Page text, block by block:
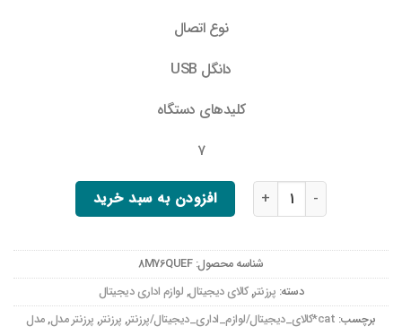
نوع اتصال
دانگل USB
کلیدهای‌ دستگاه
۷
پرزنتر باسئوس مدل ACFYB-0G عدد افزودن به سبد خرید
شناسه محصول:8M76QUEF
دسته: پرزنتر,کالای دیجیتال, لوازم اداری دیجیتال
برچسب: cat*کالای_دیجیتال/لوازم_اداری_دیجیتال/پرزنتر , پرزنتر, پرزنتر مدل,مدل